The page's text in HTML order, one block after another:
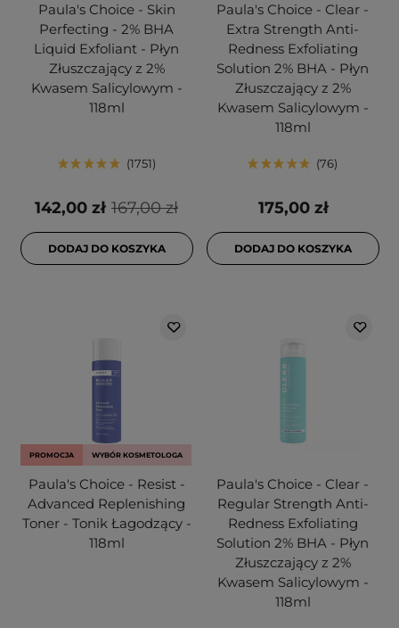
Paula's Choice - Skin
Perfecting - 2% BHA
Liquid Exfoliant - Płyn
Złuszczający z 2%
Kwasem Salicylowym -
118ml
1751
167,00 zł
142,00 zł
DODAJ DO KOSZYKA
Paula's Choice - Clear -
Extra Strength Anti-
Redness Exfoliating
Solution 2% BHA - Płyn
Złuszczający z 2%
Kwasem Salicylowym -
118ml
76
175,00 zł
DODAJ DO KOSZYKA
PROMOCJA WYBÓR KOSMETOLOGA
Paula's Choice - Resist -
Advanced Replenishing
Toner - Tonik Łagodzący -
118ml
Paula's Choice - Clear -
Regular Strength Anti-
Redness Exfoliating
Solution 2% BHA - Płyn
Złuszczający z 2%
Kwasem Salicylowym -
118ml